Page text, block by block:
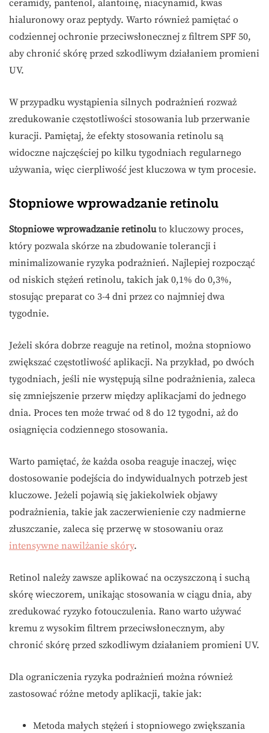
ceramidy, pantenol, alantoinę, niacynamid, kwas
hialuronowy oraz peptydy. Warto również pamiętać o
codziennej ochronie przeciwsłonecznej z filtrem SPF 50,
aby chronić skórę przed szkodliwym działaniem promieni
UV.
W przypadku wystąpienia silnych podrażnień rozważ
zredukowanie częstotliwości stosowania lub przerwanie
kuracji. Pamiętaj, że efekty stosowania retinolu są
widoczne najczęściej po kilku tygodniach regularnego
używania, więc cierpliwość jest kluczowa w tym procesie.
Stopniowe wprowadzanie retinolu
Stopniowe wprowadzanie retinoluto kluczowy proces,
który pozwala skórze na zbudowanie tolerancji i
minimalizowanie ryzyka podrażnień. Najlepiej rozpocząć
od niskich stężeń retinolu, takich jak 0,1% do 0,3%,
stosując preparat co 3-4 dni przez co najmniej dwa
tygodnie.
Jeżeli skóra dobrze reaguje na retinol, można stopniowo
zwiększać częstotliwość aplikacji. Na przykład, po dwóch
tygodniach, jeśli nie występują silne podrażnienia, zaleca
się zmniejszenie przerw między aplikacjami do jednego
dnia. Proces ten może trwać od 8 do 12 tygodni, aż do
osiągnięcia codziennego stosowania.
Warto pamiętać, że każda osoba reaguje inaczej, więc
dostosowanie podejścia do indywidualnych potrzeb jest
kluczowe. Jeżeli pojawią się jakiekolwiek objawy
podrażnienia, takie jak zaczerwienienie czy nadmierne
złuszczanie, zaleca się przerwę w stosowaniu oraz
intensywne nawilżanie skóry.
Retinol należy zawsze aplikować na oczyszczoną i suchą
skórę wieczorem, unikając stosowania w ciągu dnia, aby
zredukować ryzyko fotouczulenia. Rano warto używać
kremu z wysokim filtrem przeciwsłonecznym, aby
chronić skórę przed szkodliwym działaniem promieni UV.
Dla ograniczenia ryzyka podrażnień można również
zastosować różne metody aplikacji, takie jak:
Metoda małych stężeń i stopniowego zwiększania